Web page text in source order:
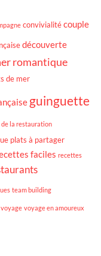
convivialitécouple
découverte
romantique
de mer
guinguette
la restauration
plats à partager
faciles recettes
team building
voyage voyage en amoureux